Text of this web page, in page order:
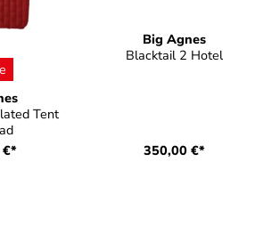
Tent
€*
Big Agnes
Blacktail 2 Hotel
350,00 €*